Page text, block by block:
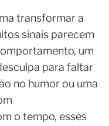
transformar a
sinais parecem
um
para faltar
no humor ou uma
o tempo, esses